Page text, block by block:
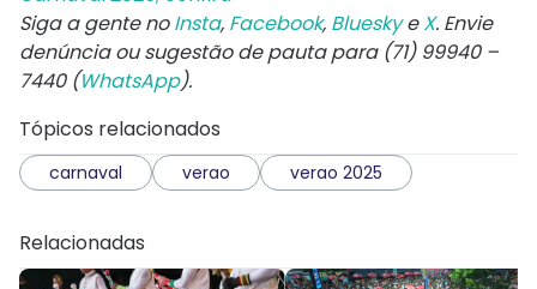
Siga a gente noInsta, Facebook, BlueskyeX. Envie
denúncia ou sugestão de pauta para (71) 99940 –
7440 (WhatsApp).
Tópicos relacionados
carnaval verao verao 2025
Relacionadas